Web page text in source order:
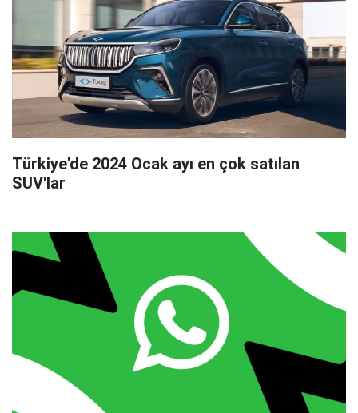
Türkiye'de 2024 Ocak ayı en çok satılan
SUV'lar